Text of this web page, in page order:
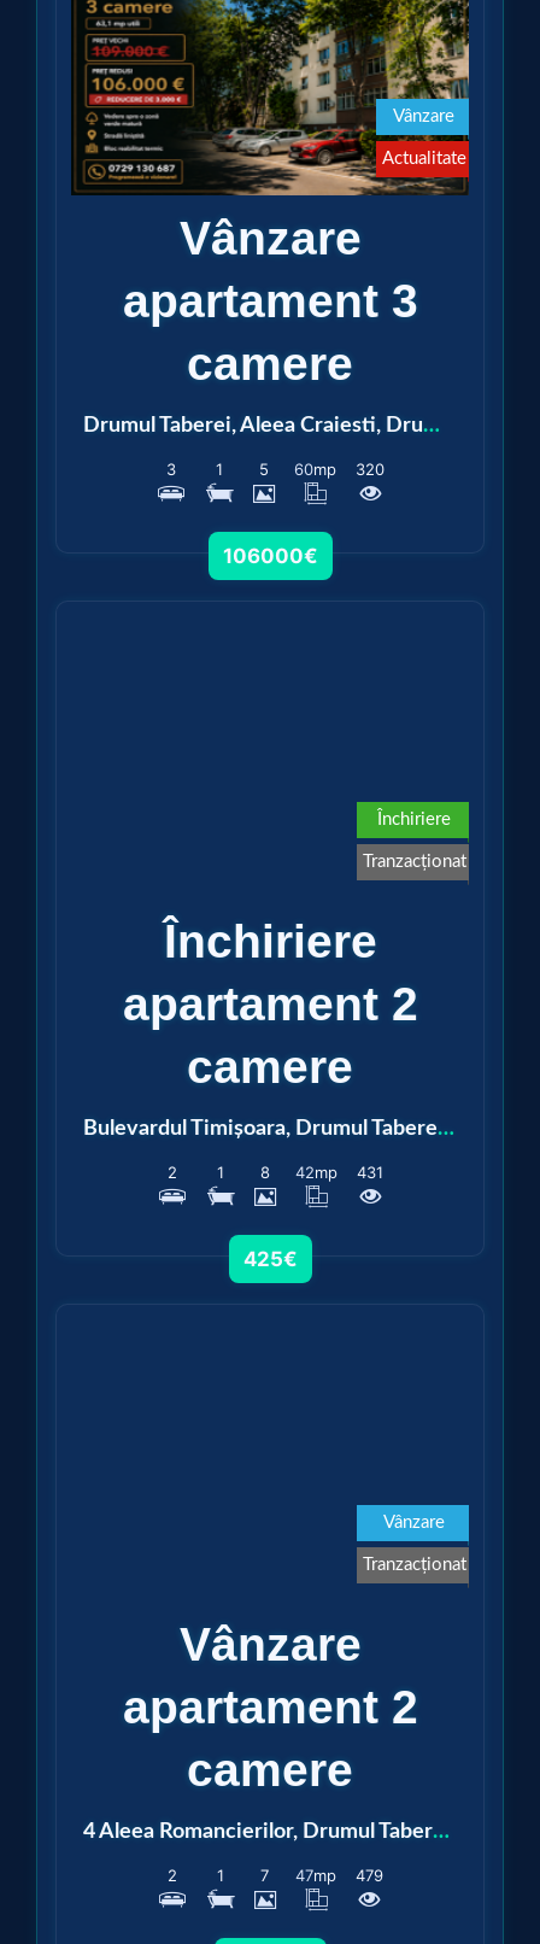
Vânzare
Actualitate
Vezi detalii
Vânzare
apartament 3
camere
Drumul Taberei, Aleea Craiesti, Drumul Taberei, Aleea Crăiești
3 1 5 60mp 320
106000€
Închiriere
Tranzacționat
Închiriere
apartament 2
camere
Bulevardul Timișoara, Drumul Taberei, Plaza România
2 1 8 42mp 431
425€
Vânzare
Tranzacționat
Vânzare
apartament 2
camere
4 Aleea Romancierilor, Drumul Taberei, Romancierilor
2 1 7 47mp 479